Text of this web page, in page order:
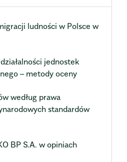
ludności w Polsce w
jednostek
– metody oceny
według prawa
standardów
BP S.A. w opiniach